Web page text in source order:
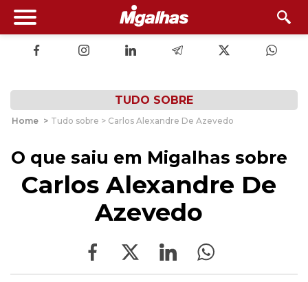
TUDO SOBRE
Home > Tudo sobre > Carlos Alexandre De Azevedo
O que saiu em Migalhas sobre
Carlos Alexandre De
Azevedo